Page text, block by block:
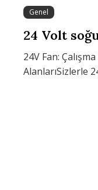
Genel
24 Volt
24V Fan:
AlanlarıSizlerle